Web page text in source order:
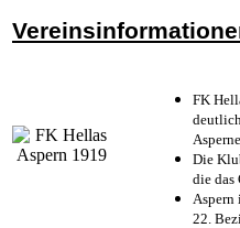
FK
Die
die das
Aspern
22.